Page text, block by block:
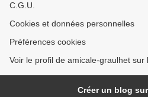
C.G.U.
Cookies et données personnelles
Préférences cookies
Voir le profil de amicale-graulhet sur
Créer un blog